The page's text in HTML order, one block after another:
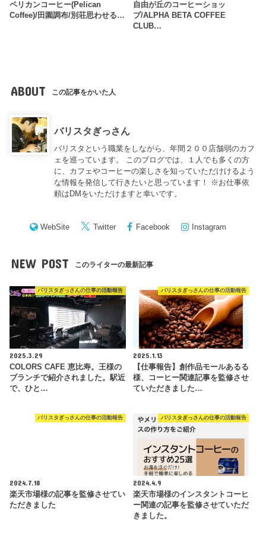
ペリカンコーヒー(Pelican
Coffee)/田園調布/別荘思わせる…
自由が丘のコーヒーショッ
プ/ALPHA BETA COFFEE
CLUB…
ABOUT この記事をかいた人
バリスタぎっさん
バリスタという職業をしながら、年間２００店舗弱のカフ
ェを巡っています。 このブログでは、１人でも多くの方
に、カフェやコーヒーの楽しさを知っていただけけるよう
な情報を発信して行きたいと思っています！ ※お仕事依
頼はDMをいただけますと幸いです。
WebSite Twitter Facebook Instagram
NEW POST このライターの最新記事
バリスタぎっさんの仕事の活動報告
2025.3.29
COLORS CAFE 恵比寿。王様の
ブランチで紹介されました。駅近
で、ひと…
バリスタぎっさんの仕事の活動報告
2025.1.13
【仕事報告】創作品モールあるる
様、コーヒー関連記事を監修させ
ていただきました…
バリスタぎっさんの仕事の活動報告
2024.7.18
楽天市場様の記事を監修させてい
ただきました
バリスタぎっさんの仕事の活動報告
2024.4.9
楽天市場様のインスタントコーヒ
ー関連の記事を監修させていただ
きました。